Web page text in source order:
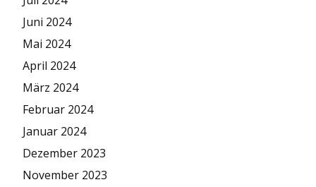
Juni 2024
Mai 2024
April 2024
März 2024
Februar 2024
Januar 2024
Dezember 2023
November 2023